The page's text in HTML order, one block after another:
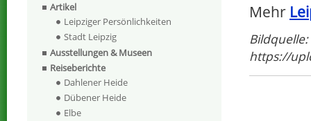
Mehr
Bildquelle:
https://
Artikel
Leipziger Persönlichkeiten
Stadt Leipzig
Ausstellungen & Museen
Reiseberichte
Dahlener Heide
Dübener Heide
Elbe